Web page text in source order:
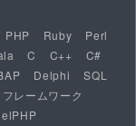
PHP Ruby
Perl
C C++
C#
Delphi
SQL
フレームワーク